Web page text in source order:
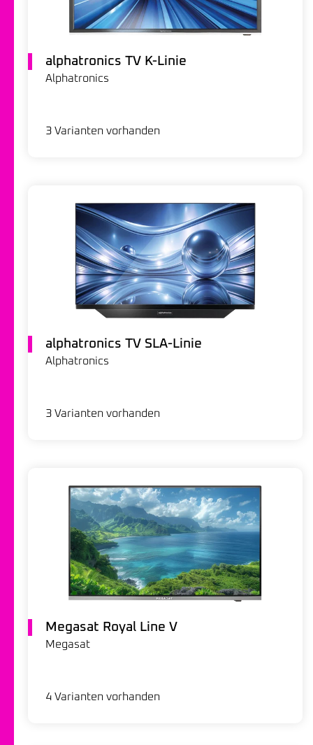
alphatronics TV K-Linie
Alphatronics
3 Varianten vorhanden
alphatronics TV SLA-Linie
Alphatronics
3 Varianten vorhanden
Megasat Royal Line V
Megasat
4 Varianten vorhanden